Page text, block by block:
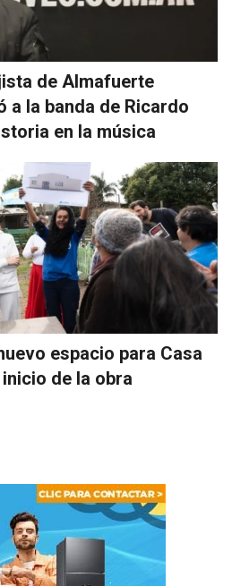
de Almafuerte
a la banda de Ricardo
en la música
espacio para Casa
de la obra